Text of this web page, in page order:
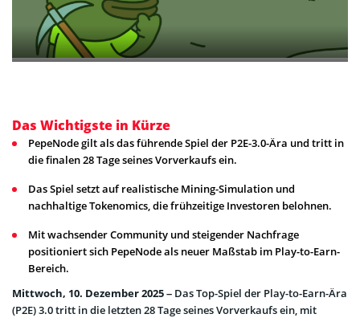
Das Wichtigste in Kürze
PepeNode gilt als das führende Spiel der P2E-3.0-Ära und tritt in
die finalen 28 Tage seines Vorverkaufs ein.
Das Spiel setzt auf realistische Mining-Simulation und
nachhaltige Tokenomics, die frühzeitige Investoren belohnen.
Mit wachsender Community und steigender Nachfrage
positioniert sich PepeNode als neuer Maßstab im Play-to-Earn-
Bereich.
Mittwoch, 10. Dezember 2025 – Das Top-Spiel der Play-to-Earn-Ära
(P2E) 3.0 tritt in die letzten 28 Tage seines Vorverkaufs ein, mit